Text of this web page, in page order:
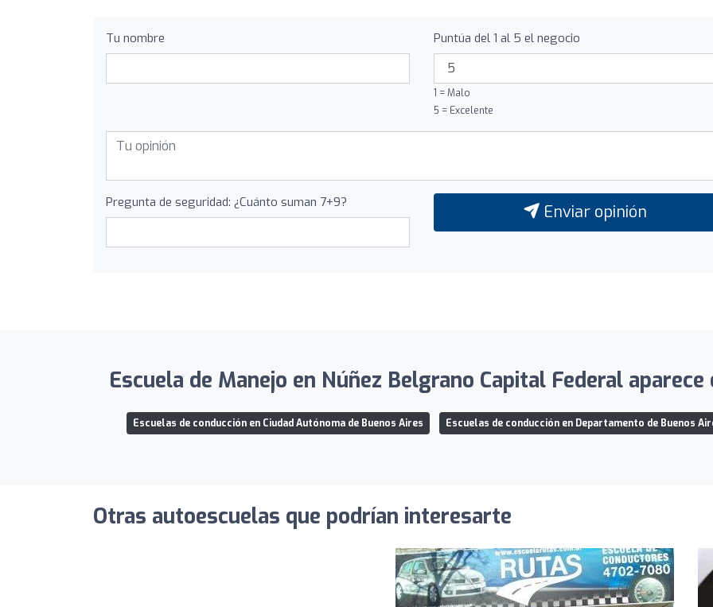
Tu nombre Puntúa del 1 al 5 el negocio
1 = Malo
5 = Excelente
Pregunta de seguridad: ¿Cuánto suman 7+9? Enviar opinión
Escuela de Manejo en Núñez Belgrano Capital Federal
Escuelas de conducción en Ciudad Autónoma de Buenos Aires Escuelas de conducción en Departamento de Buenos
Otras autoescuelas que podrían interesarte